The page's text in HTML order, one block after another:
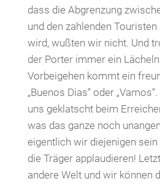
dass die Abgrenzung
und den zahlenden
wird, wußten wir nicht. Und
der Porter immer ein
Vorbeigehen kommt ein
„Buenos Dias“ oder
uns geklatscht beim
was das ganze noch
eigentlich wir diejenigen
die Träger applaudieren!
andere Welt und wir können